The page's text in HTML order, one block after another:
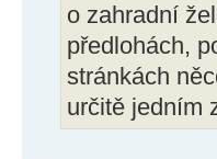
o zahradní
předlohách,
stránkách
určitě jedním